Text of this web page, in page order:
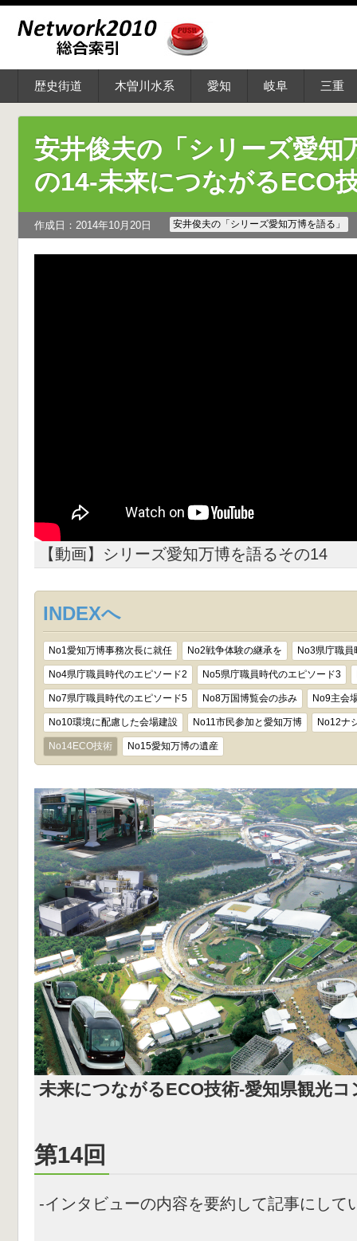
歴史街道 木曽川水系 愛知 岐阜 三重
安井俊夫の「シリーズ愛知
の14-未来につながるECO
作成日：2014年10月20日 安井俊夫の「シリーズ愛知万博を語る」
【動画】シリーズ愛知万博を語るその14
INDEXへ
No1愛知万博事務次長に就任 No2戦争体験の継承を No3県庁職
No4県庁職員時代のエピソード2 No5県庁職員時代のエピソード3
No7県庁職員時代のエピソード5 No8万国博覧会の歩み No9主会
No10環境に配慮した会場建設 No11市民参加と愛知万博 No12ナ
No14ECO技術 No15愛知万博の遺産
未来につながるECO技術-愛知県観光
第14回
-インタビューの内容を要約して記事にして